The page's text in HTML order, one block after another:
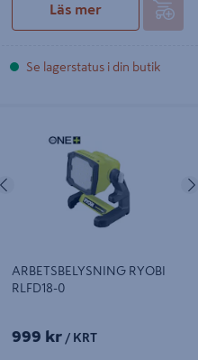
Läs mer
Se lagerstatus i din butik
NästaFöregående
ARBETSBELYSNING RYOBI
RLFD18-0
999 kr / KRT